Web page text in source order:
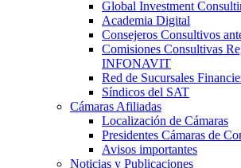
Global Investment
Academia Digital
Consejeros Consultivos
Comisiones Consultivas
INFONAVIT
Red de Sucursales
Síndicos del SAT
Cámaras Afiliadas
Localización de Cámaras
Presidentes Cámaras de
Avisos importantes
Noticias y Publicaciones